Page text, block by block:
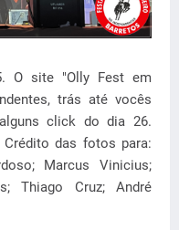
O site "Olly Fest em
trás até vocês
click do dia 26.
das fotos para:
Marcus Vinicius;
Thiago Cruz; André